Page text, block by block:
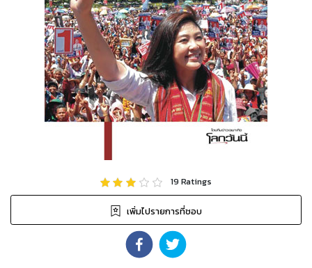
19Ratings
เพิ่มไปรายการที่ชอบ